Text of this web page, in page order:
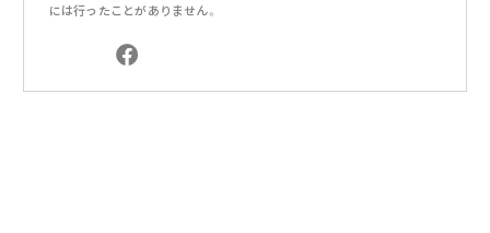
には行ったことがありません。